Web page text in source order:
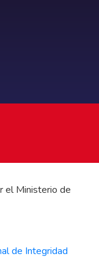
el Ministerio de
de Integridad